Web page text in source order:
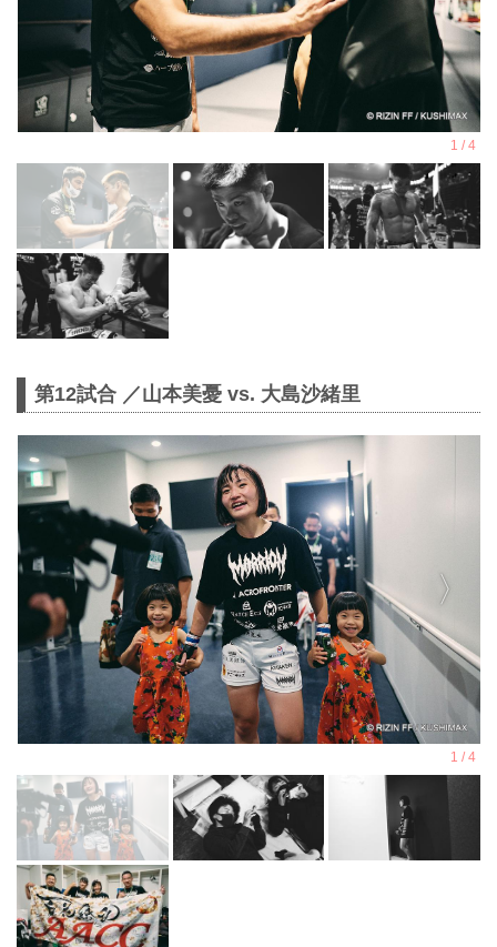
第12試合 ／山本美憂 vs. 大島沙緒里